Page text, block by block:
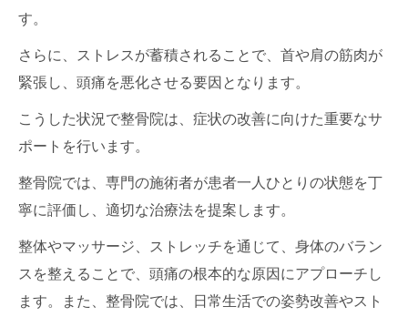
す。
さらに、ストレスが蓄積されることで、首や肩の筋肉が
緊張し、頭痛を悪化させる要因となります。
こうした状況で整骨院は、症状の改善に向けた重要なサ
ポートを行います。
整骨院では、専門の施術者が患者一人ひとりの状態を丁
寧に評価し、適切な治療法を提案します。
整体やマッサージ、ストレッチを通じて、身体のバラン
スを整えることで、頭痛の根本的な原因にアプローチし
ます。また、整骨院では、日常生活での姿勢改善やスト